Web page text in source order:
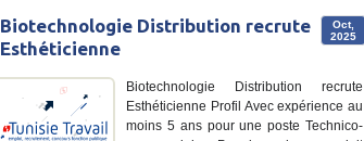
Oct,
2025
Biotechnologie Distribution recrute
Esthéticienne
Biotechnologie Distribution recrute
Esthéticienne Profil Avec expérience au
moins 5 ans pour une poste Technico-